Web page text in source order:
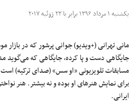
یکشنبه ۱ مرداد ۱۳۹۶ برابر با ۲۳ ژوئیه ۲۰۱۷
مانی تهرانی (+ویدیو) جوانی پرشور که در
جایگاهی دست و پا کرده، جایگاهی که
مسابقات تلویزیونی «او سس» (صدای ترکیه) است.
برای نمایش هنرهای او بوده و نه بیشتر. هنر
ایرانی.